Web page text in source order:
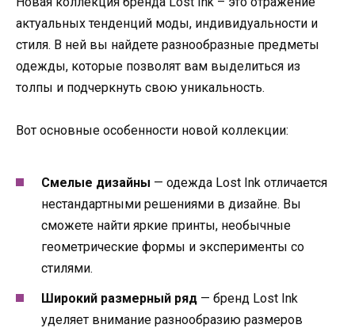
актуальных тенденций моды, индивидуальности и
стиля. В ней вы найдете разнообразные предметы
одежды, которые позволят вам выделиться из
толпы и подчеркнуть свою уникальность.
Вот основные особенности новой коллекции:
Смелые дизайны — одежда Lost Ink отличается
нестандартными решениями в дизайне. Вы
сможете найти яркие принты, необычные
геометрические формы и эксперименты со
стилями.
Широкий размерный ряд — бренд Lost Ink
уделяет внимание разнообразию размеров